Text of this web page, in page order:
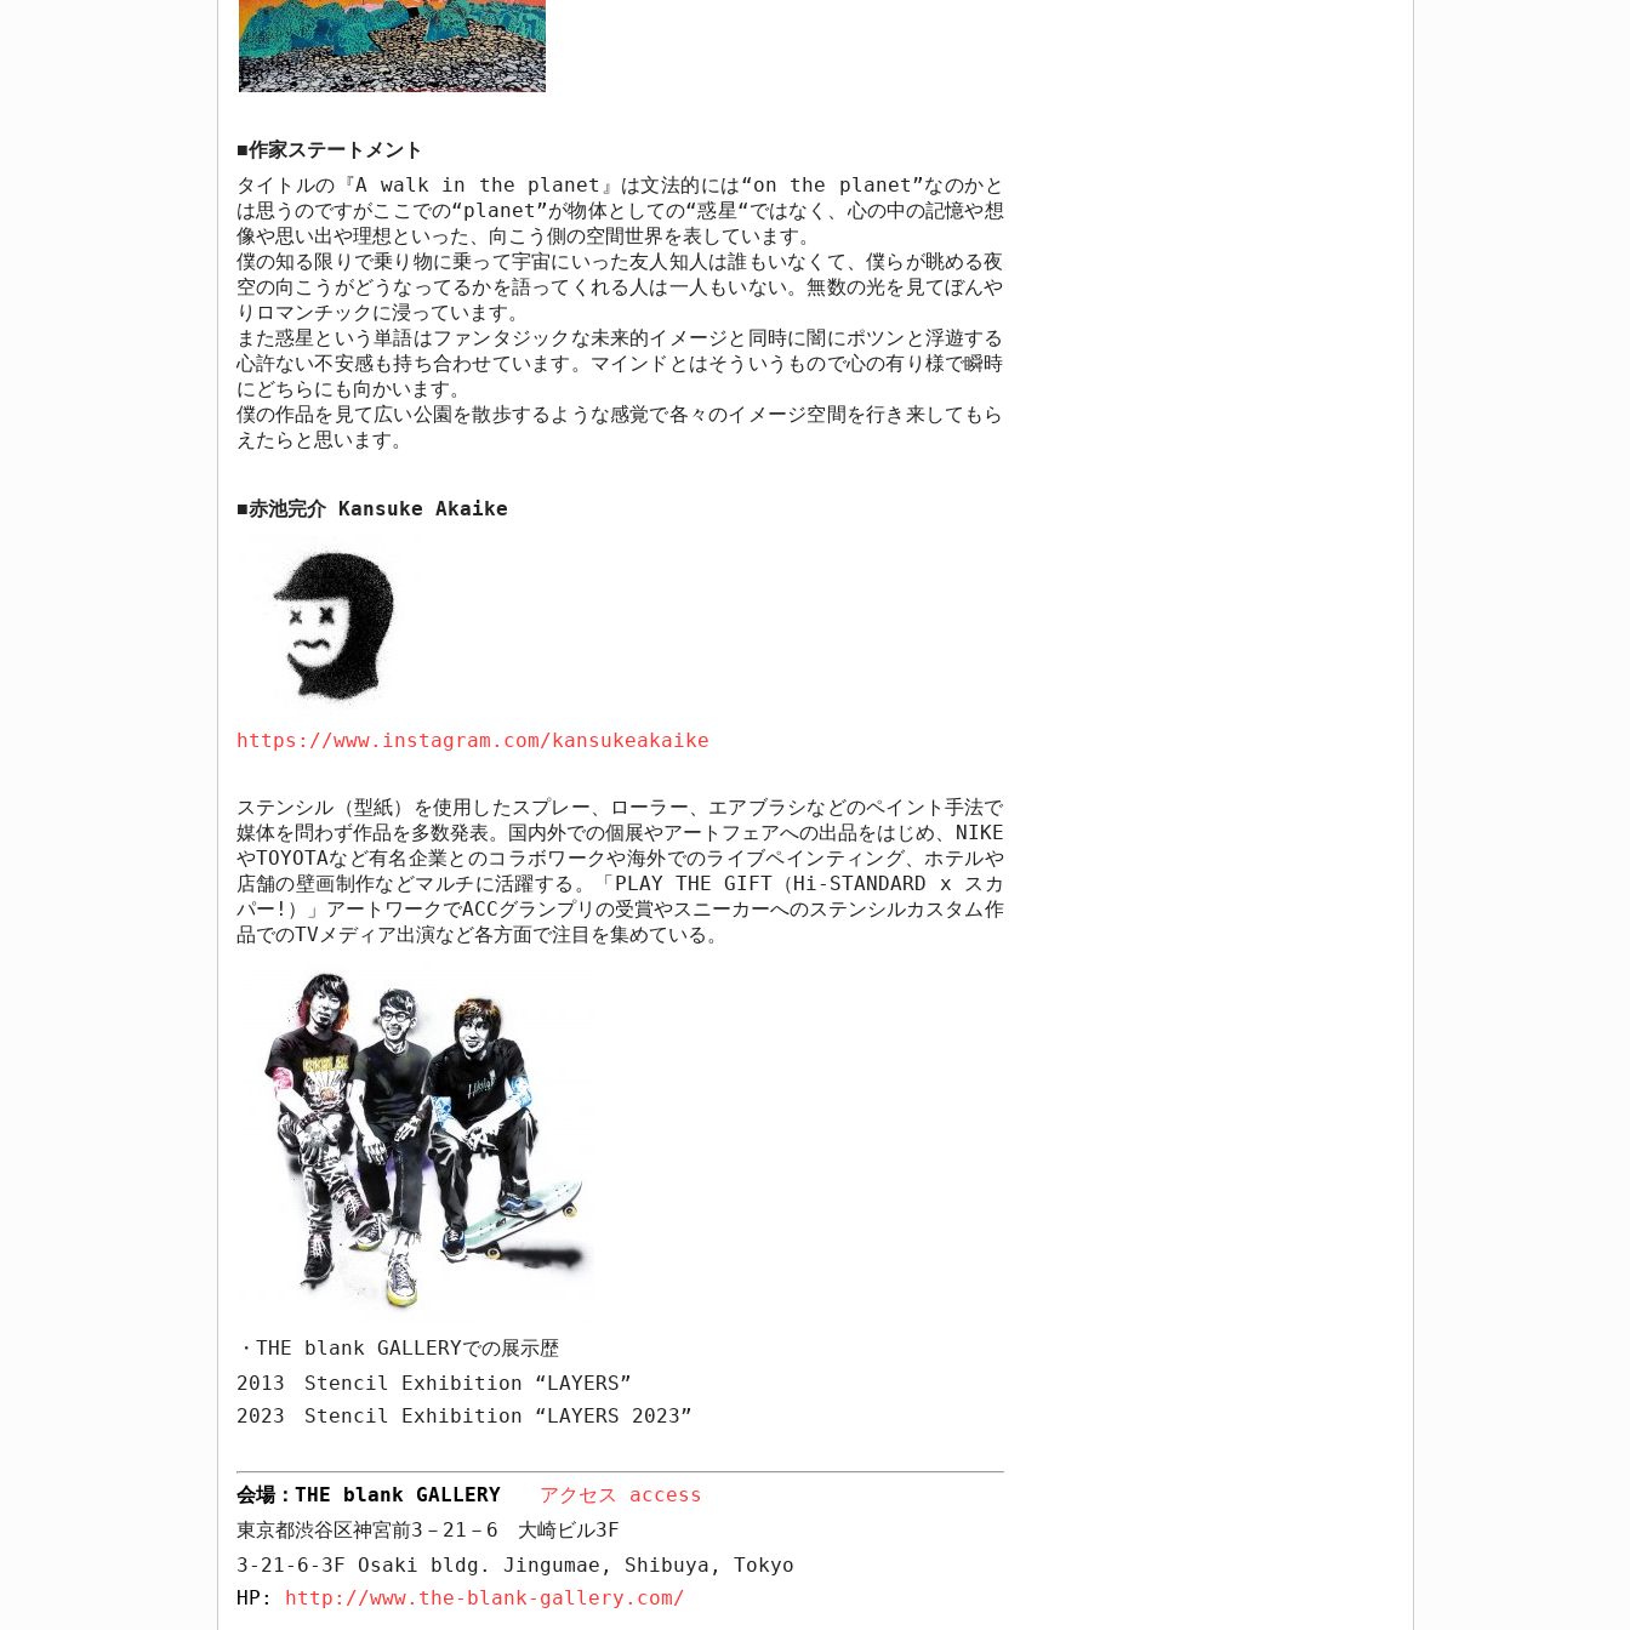
■作家ステートメント
タイトルの『A walk in the planet 』は文法的には“on the planet”なのかと
は思うのですがここでの“planet”が物体としての“惑星“ではなく、心の中の記憶や想
像や思い出や理想といった、向こう側の空間世界を表しています。
僕の知る限りで乗り物に乗って宇宙にいった友人知人は誰もいなくて、僕らが眺める夜
空の向こうがどうなってるかを語ってくれる人は一人もいない。無数の光を見てぼんや
りロマンチックに浸っています。
また惑星という単語はファンタジックな未来的イメージと同時に闇にポツンと浮遊する
心許ない不安感も持ち合わせています。マインドとはそういうもので心の有り様で瞬時
にどちらにも向かいます。
僕の作品を見て広い公園を散歩するような感覚で各々のイメージ空間を行き来してもら
えたらと思います。
■赤池完介 Kansuke Akaike
https://www.instagram.com/kansukeakaike
ステンシル（型紙）を使用したスプレー、ローラー、エアブラシなどのペイント手法で
媒体を問わず作品を多数発表。国内外での個展やアートフェアへの出品をはじめ、 NIKE
やTOYOTAなど有名企業とのコラボワークや海外でのライブペインティング、ホテルや
店舗の壁画制作などマルチに活躍する。「PLAY THE GIFT （Hi-STANDARD x スカ
パー ! ）」アートワークでACCグランプリの受賞やスニーカーへのステンシルカスタム作
品でのTVメディア出演など各方面で注目を集めている。
・ THE blank GALLERYでの展示歴
2013
Stencil Exhibition “LAYERS”
2023
Stencil Exhibition “LAYERS 2023”
会場： THE blank GALLERY アクセス access
東京都渋谷区神宮前3 － 21 － 6 大崎ビル3F
3-21-6-3F Osaki bldg. Jingumae, Shibuya, Tokyo
HP: http://www.the-blank-gallery.com/